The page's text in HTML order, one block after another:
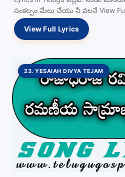
సంకల్పం మేలు చేయు నీ వలనే View
View Full Lyrics
23. YESAIAH DIVYA TEJAM